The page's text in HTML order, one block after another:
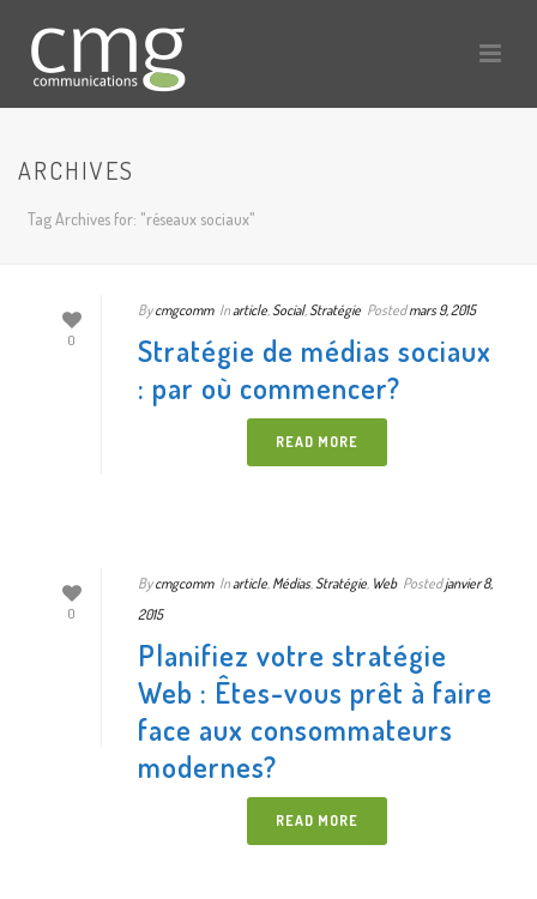
ARCHIVES
Tag Archives for: "réseaux sociaux"
0
By cmgcomm Inarticle,Social,Stratégie Postedmars 9, 2015
Stratégie de médias sociaux
: par où commencer?
READ MORE
0
By cmgcomm Inarticle, Médias,Stratégie, Web Postedjanvier 8,
2015
Planifiez votre stratégie
Web : Êtes-vous prêt à faire
face aux consommateurs
modernes?
READ MORE